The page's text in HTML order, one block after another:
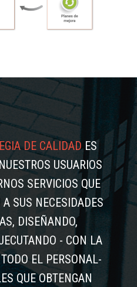
DE CALIDADES
USUARIOS
SERVICIOS QUE
SUS NECESIDADES
DISEÑANDO,
- CON LA
EL PERSONAL-
QUE OBTENGAN